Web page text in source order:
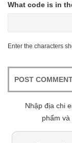
What code is in
Enter the characters
Nhập địa chi
phẩm